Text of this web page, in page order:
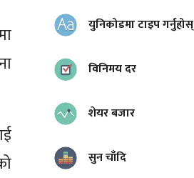
युनिकोडमा टाइप गर्नुहोस्
विनिमय दर
शेयर बजार
सुन चाँदि